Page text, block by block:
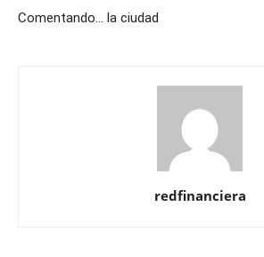
Comentando… la ciudad
redfinanciera